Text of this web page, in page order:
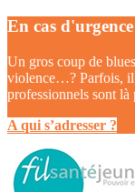
En cas
Un gros coup de
violence…? Parfois, il
professionnels sont là
A qui s’adresser ?